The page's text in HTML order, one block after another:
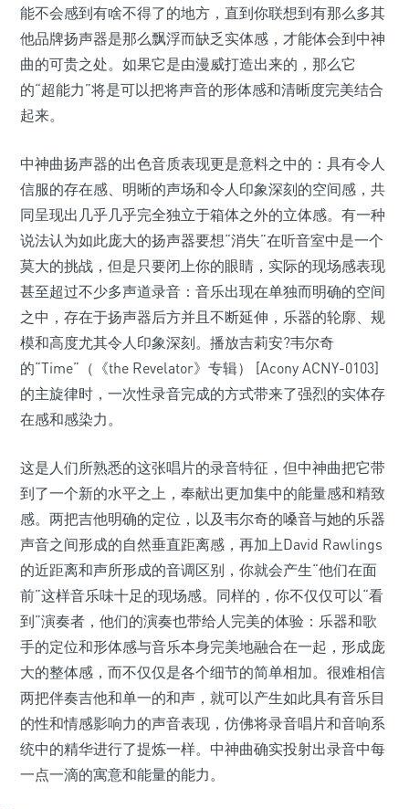
能不会感到有啥不得了的地方，直到你联想到有那么多其
他品牌扬声器是那么飘浮而缺乏实体感，才能体会到中神
曲的可贵之处。如果它是由漫威打造出来的，那么它
的“超能力”将是可以把将声音的形体感和清晰度完美结合
起来。
中神曲扬声器的出色音质表现更是意料之中的：具有令人
信服的存在感、明晰的声场和令人印象深刻的空间感，共
同呈现出几乎几乎完全独立于箱体之外的立体感。有一种
说法认为如此庞大的扬声器要想“消失”在听音室中是一个
莫大的挑战，但是只要闭上你的眼睛，实际的现场感表现
甚至超过不少多声道录音：音乐出现在单独而明确的空间
之中，存在于扬声器后方并且不断延伸，乐器的轮廓、规
模和高度尤其令人印象深刻。播放吉莉安?韦尔奇
的“Time”（《the Revelator》专辑） [Acony ACNY-0103]
的主旋律时，一次性录音完成的方式带来了强烈的实体存
在感和感染力。
这是人们所熟悉的这张唱片的录音特征，但中神曲把它带
到了一个新的水平之上，奉献出更加集中的能量感和精致
感。两把吉他明确的定位，以及韦尔奇的嗓音与她的乐器
声音之间形成的自然垂直距离感，再加上David Rawlings
的近距离和声所形成的音调区别，你就会产生“他们在面
前”这样音乐味十足的现场感。同样的，你不仅仅可以“看
到”演奏者，他们的演奏也带给人完美的体验：乐器和歌
手的定位和形体感与音乐本身完美地融合在一起，形成庞
大的整体感，而不仅仅是各个细节的简单相加。很难相信
两把伴奏吉他和单一的和声，就可以产生如此具有音乐目
的性和情感影响力的声音表现，仿佛将录音唱片和音响系
统中的精华进行了提炼一样。中神曲确实投射出录音中每
一点一滴的寓意和能量的能力。